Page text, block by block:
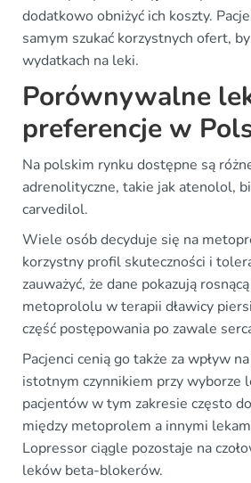
dodatkowo obniżyć ich koszty.
samym szukać korzystnych ofert,
wydatkach na leki.
Porównywalne
preferencje w
Na polskim rynku dostępne są
adrenolityczne, takie jak atenolol,
carvedilol.
Wiele osób decyduje się na
korzystny profil skuteczności i
zauważyć, że dane pokazują
metoprololu w terapii dławicy
część postępowania po zawale
Pacjenci cenią go także za wpływ
istotnym czynnikiem przy wyborze
pacjentów w tym zakresie często
między metoprolem a innymi
Lopressor ciągle pozostaje na
leków beta-blokerów.